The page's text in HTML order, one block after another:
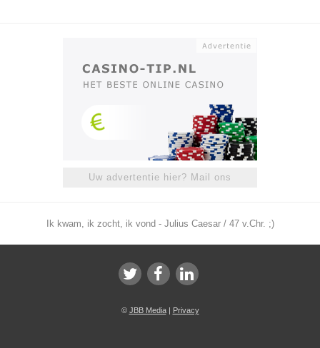
Uw advertentie hier? Mail ons
Ik kwam, ik zocht, ik vond - Julius Caesar / 47 v.Chr. ;)
© JBB Media| Privacy